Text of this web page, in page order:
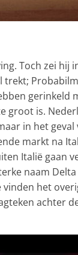
Toch zei hij
trekt;
gerinkeld
groot is.
in het geval
markt na
Italië gaan
naam
het
achter